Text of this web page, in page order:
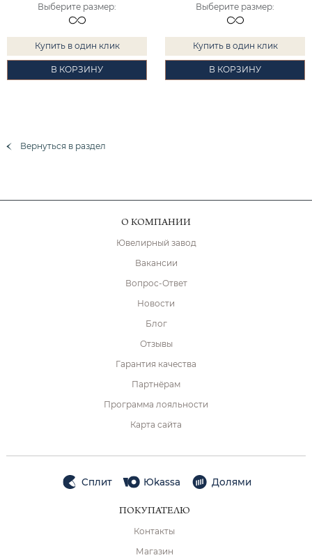
Выберите размер:
Купить в один клик
В КОРЗИНУ
Выберите размер:
Купить в один клик
В КОРЗИНУ
Вернуться в раздел
О КОМПАНИИ
Ювелирный завод
Вакансии
Вопрос-Ответ
Новости
Блог
Отзывы
Гарантия качества
Партнёрам
Программа лояльности
Карта сайта
Сплит Юkassa Долями
ПОКУПАТЕЛЮ
Контакты
Магазин